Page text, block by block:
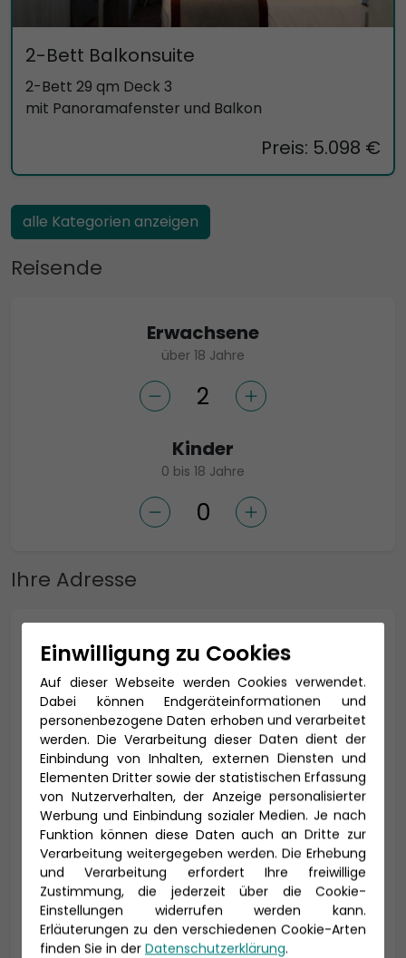
2-Bett Balkonsuite
2-Bett 29 qm Deck 3
mit Panoramafenster und Balkon
Preis: 5.098 €
alle Kategorien anzeigen
Reisende
Erwachsene
über 18 Jahre
Kinder
0 bis 18 Jahre
Ihre Adresse
Anrede *
Titel
Vorname * Nachname *
E-Mail *
Einwilligung zu Cookies
Auf dieser Webseite werden Cookies verwendet.
Dabei können Endgeräteinformationen und
personenbezogene Daten erhoben und verarbeitet
werden. Die Verarbeitung dieser Daten dient der
Einbindung von Inhalten, externen Diensten und
Elementen Dritter sowie der statistischen Erfassung
von Nutzerverhalten, der Anzeige personalisierter
Werbung und Einbindung sozialer Medien. Je nach
Funktion können diese Daten auch an Dritte zur
Verarbeitung weitergegeben werden. Die Erhebung
und Verarbeitung erfordert Ihre freiwillige
Zustimmung, die jederzeit über die Cookie-
Einstellungen widerrufen werden kann.
Erläuterungen zu den verschiedenen Cookie-Arten
finden Sie in der Datenschutzerklärung.